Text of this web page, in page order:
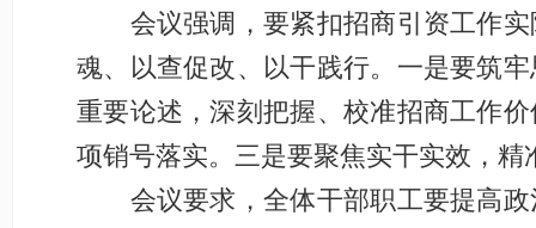
会议强调，要紧扣招商引资工作实
魂、以查促改、以干践行。一是要筑
重要论述，深刻把握、校准招商工作
项销号落实。三是要聚焦实干实效，
会议要求，全体干部职工要提高政